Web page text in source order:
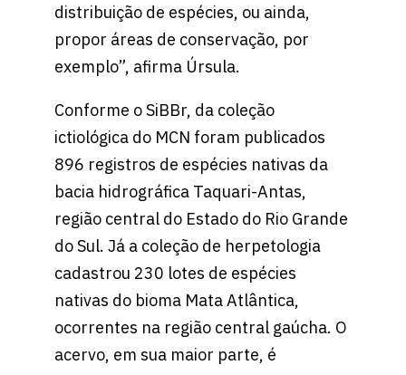
distribuição de espécies, ou ainda,
propor áreas de conservação, por
exemplo”, afirma Úrsula.
Conforme o SiBBr, da coleção
ictiológica do MCN foram publicados
896 registros de espécies nativas da
bacia hidrográfica Taquari-Antas,
região central do Estado do Rio Grande
do Sul. Já a coleção de herpetologia
cadastrou 230 lotes de espécies
nativas do bioma Mata Atlântica,
ocorrentes na região central gaúcha. O
acervo, em sua maior parte, é